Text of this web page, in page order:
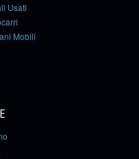
Usati
Mobili